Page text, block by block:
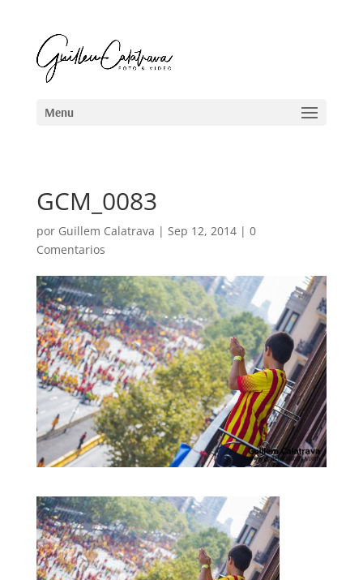
GCM_0083
por Guillem Calatrava | Sep 12, 2014| 0
Comentarios